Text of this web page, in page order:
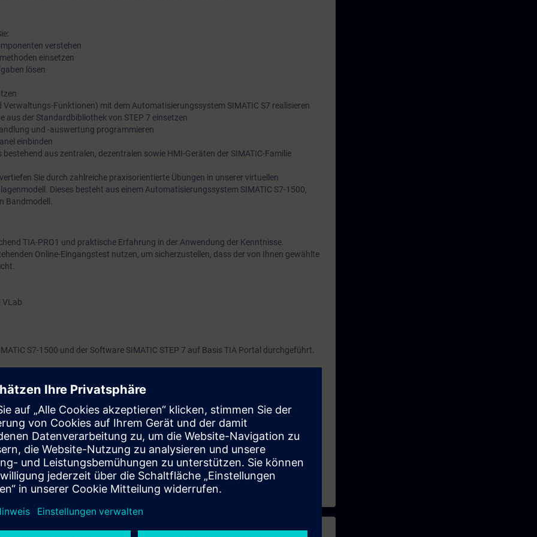
verstehen
einsetzen
lösen
Funktionen) mit dem Automatisierungssystem SIMATIC S7 realisieren
aus der Standardbibliothek von STEP 7 einsetzen
und -auswertung programmieren
einbinden
aus zentralen, dezentralen sowie HMI-Geräten der SIMATIC-Familie
Sie durch zahlreiche praxisorientierte Übungen in unserer virtuellen
Dieses besteht aus einem Automatisierungssystem SIMATIC S7-1500,
Bandmodell.
TIA-PRO1 und praktische Erfahrung in der Anwendung der Kenntnisse.
Online-Eingangstest nutzen, um sicherzustellen, dass der von Ihnen gewählte
VLab
S7-1500 und der Software SIMATIC STEP 7 auf Basis TIA Portal durchgeführt.
7 Tage vor Kursbeginn und endet 14 Tage nach Kursende. Während dieses Zeitraums
480 verfügbaren web-based Trainings.